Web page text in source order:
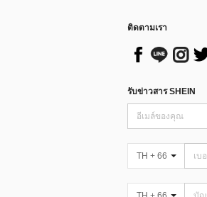
ติดตามเรา
รับข่าวสาร SHEIN
TH + 66